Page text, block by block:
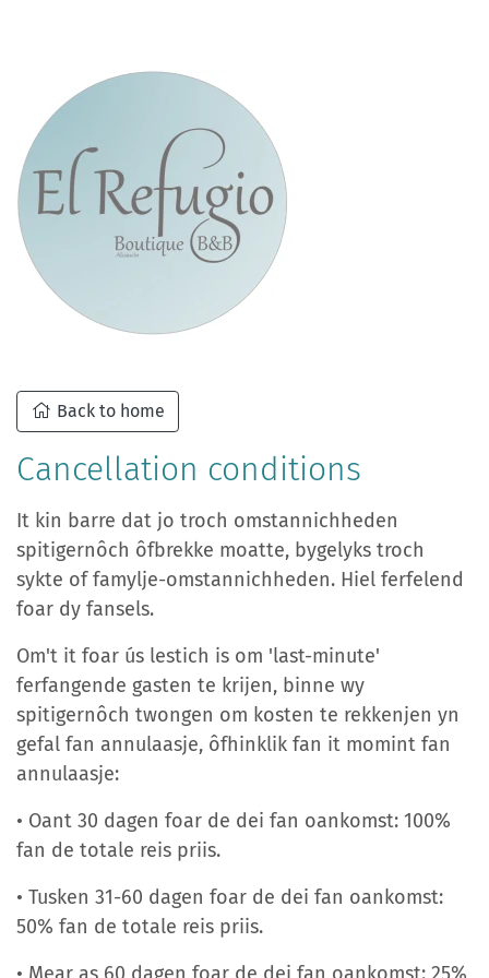
Back to home
Cancellation conditions
It kin barre dat jo troch omstannichheden
spitigernôch ôfbrekke moatte, bygelyks troch
sykte of famylje-omstannichheden. Hiel ferfelend
foar dy fansels.
Om't it foar ús lestich is om 'last-minute'
ferfangende gasten te krijen, binne wy
spitigernôch twongen om kosten te rekkenjen yn
gefal fan annulaasje, ôfhinklik fan it momint fan
annulaasje:
• Oant 30 dagen foar de dei fan oankomst: 100%
fan de totale reis priis.
• Tusken 31-60 dagen foar de dei fan oankomst:
50% fan de totale reis priis.